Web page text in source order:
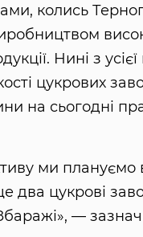
колись
Нині з
цукрових
на сьогодні
ми плануємо
два цукрові
—